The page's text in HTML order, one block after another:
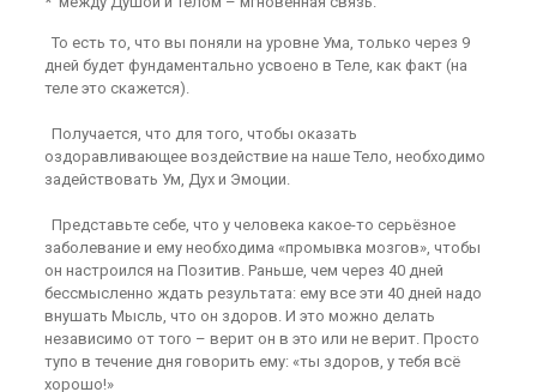
То есть то, что вы поняли на уровне Ума, только через 9
дней будет фундаментально усвоено в Теле, как факт (на
теле это скажется).
Получается, что для того, чтобы оказать
оздоравливающее воздействие на наше Тело, необходимо
задействовать Ум, Дух и Эмоции.
Представьте себе, что у человека какое-то серьёзное
заболевание и ему необходима «промывка мозгов», чтобы
он настроился на Позитив. Раньше, чем через 40 дней
бессмысленно ждать результата: ему все эти 40 дней надо
внушать Мысль, что он здоров. И это можно делать
независимо от того – верит он в это или не верит. Просто
тупо в течение дня говорить ему: «ты здоров, у тебя всё
хорошо!»